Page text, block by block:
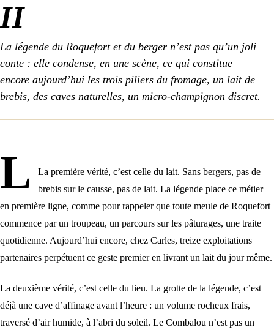
II
La légende du Roquefort et du berger n’est pas qu’un joli
conte : elle condense, en une scène, ce qui constitue
encore aujourd’hui les trois piliers du fromage, un lait de
brebis, des caves naturelles, un micro-champignon discret.
L
La première vérité, c’est celle du lait. Sans bergers, pas de
brebis sur le causse, pas de lait. La légende place ce métier
en première ligne, comme pour rappeler que toute meule de Roquefort
commence par un troupeau, un parcours sur les pâturages, une traite
quotidienne. Aujourd’hui encore, chez Carles, treize exploitations
partenaires perpétuent ce geste premier en livrant un lait du jour même.
La deuxième vérité, c’est celle du lieu. La grotte de la légende, c’est
déjà une cave d’affinage avant l’heure : un volume rocheux frais,
traversé d’air humide, à l’abri du soleil. Le Combalou n’est pas un